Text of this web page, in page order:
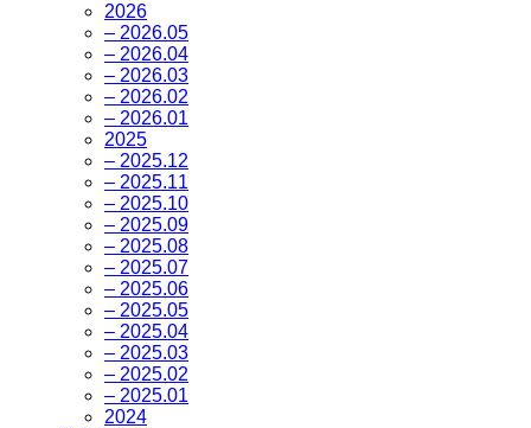
2026
– 2026.05
– 2026.04
– 2026.03
– 2026.02
– 2026.01
2025
– 2025.12
– 2025.11
– 2025.10
– 2025.09
– 2025.08
– 2025.07
– 2025.06
– 2025.05
– 2025.04
– 2025.03
– 2025.02
– 2025.01
2024